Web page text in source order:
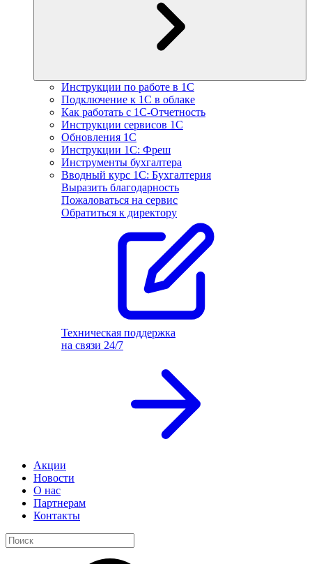
Инструкции по работе в 1С
Подключение к 1С в облаке
Как работать с 1С‑Отчетность
Инструкции сервисов 1С
Обновления 1С
Инструкции 1С: Фреш
Инструменты бухгалтера
Вводный курс 1С: Бухгалтерия
Выразить благодарность
Пожаловаться на сервис
Обратиться к директору
Техническая поддержка
на связи 24/7
Акции
Новости
О нас
Партнерам
Контакты